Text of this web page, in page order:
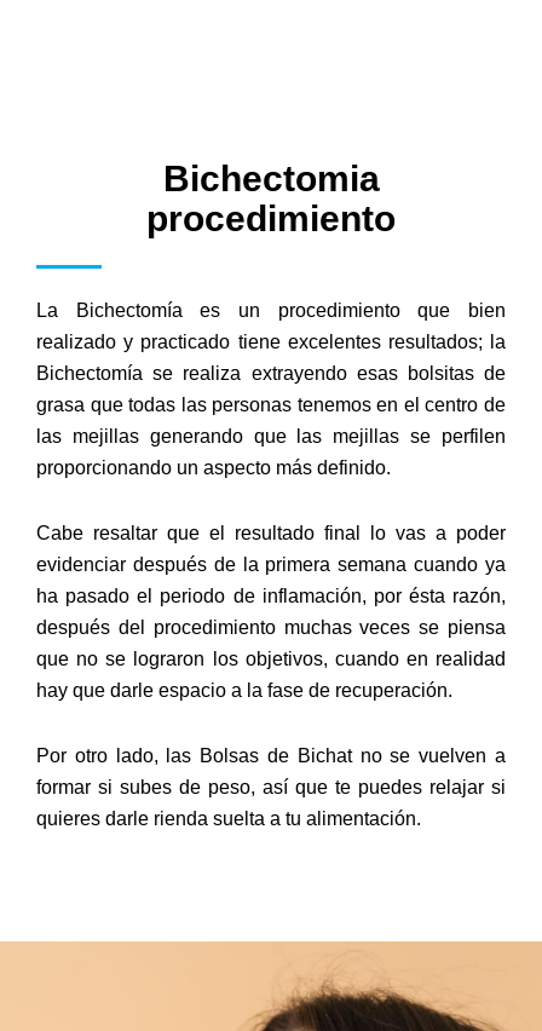
Bichectomia
procedimiento
La Bichectomía es un procedimiento que bien
realizado y practicado tiene excelentes resultados; la
Bichectomía se realiza extrayendo esas bolsitas de
grasa que todas las personas tenemos en el centro de
las mejillas generando que las mejillas se perfilen
proporcionando un aspecto más definido.
Cabe resaltar que el resultado final lo vas a poder
evidenciar después de la primera semana cuando ya
ha pasado el periodo de inflamación, por ésta razón,
después del procedimiento muchas veces se piensa
que no se lograron los objetivos, cuando en realidad
hay que darle espacio a la fase de recuperación.
Por otro lado, las Bolsas de Bichat no se vuelven a
formar si subes de peso, así que te puedes relajar si
quieres darle rienda suelta a tu alimentación.